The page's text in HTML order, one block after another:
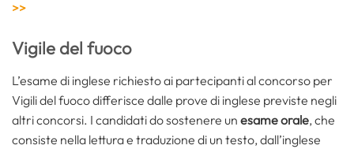
>>
Vigile del fuoco
L’esame di inglese richiesto ai partecipanti al concorso per
Vigili del fuoco differisce dalle prove di inglese previste negli
altri concorsi. I candidati do sostenere un esame orale, che
consiste nella lettura e traduzione di un testo, dall’inglese